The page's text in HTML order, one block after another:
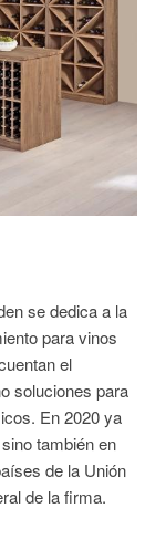
se dedica a la
para vinos
el
soluciones para
En 2020 ya
también en
de la Unión
de la firma.